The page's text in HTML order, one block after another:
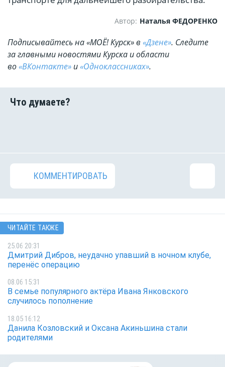
Автор: Наталья ФЕДОРЕНКО
Подписывайтесь на «МОЁ! Курск» в «Дзене». Cледите
за главными новостями Курска и области
во«ВКонтакте» и«Одноклассниках».
КОММЕНТИРОВАТЬ
ЧИТАЙТЕ ТАКЖЕ
25.06 20:31
Дмитрий Дибров, неудачно упавший в ночном клубе,
перенёс операцию
08.06 15:31
В семье популярного актёра Ивана Янковского
случилось пополнение
18.05 16:12
Данила Козловский и Оксана Акиньшина стали
родителями